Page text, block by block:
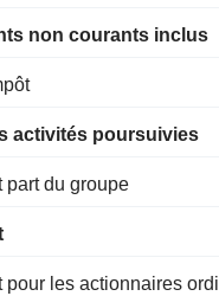
non courants inclus
activités poursuivies
part du groupe